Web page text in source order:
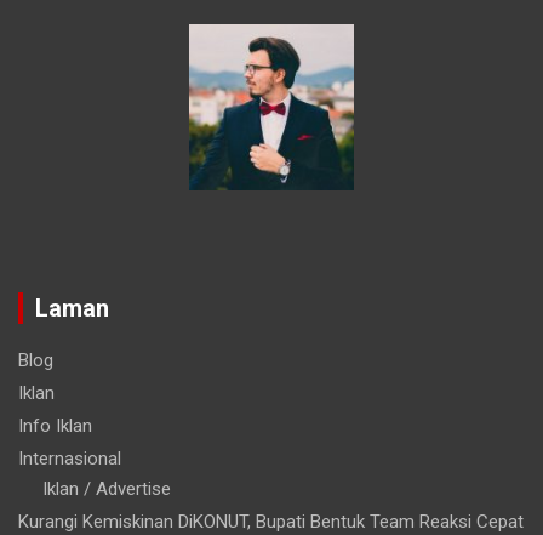
Laman
Blog
Iklan
Info Iklan
Internasional
Iklan / Advertise
Kurangi Kemiskinan DiKONUT, Bupati Bentuk Team Reaksi Cepat